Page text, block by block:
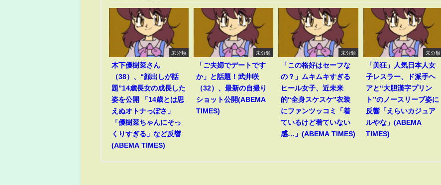
未分類
木下優樹菜さん
（38）、“顔出しが話
題”14歳長女の成長した
姿を公開 「14歳とは思
えぬオトナっぽさ」
「優樹菜ちゃんにそっ
くりすぎる」など反響
(ABEMA TIMES)
未分類
「ご夫婦でデートです
か」と話題！武井咲
（32）、最新の自撮り
ショット公開(ABEMA
TIMES)
未分類
「この格好はセーフな
の？」ムキムキすぎる
ヒール女子、近未来
的“全身スケスケ”衣装
にファンツッコミ「着
ているけど着ていない
感…」(ABEMA TIMES)
未分類
「美狂」人気日本人女
子レスラー、ド派手ヘ
アと“大胆漢字プリン
ト”のノースリーブ姿に
反響「えらいカジュア
ルやな」(ABEMA
TIMES)